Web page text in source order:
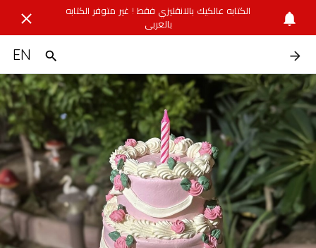
الكتابه عالكيك بالانقليزي فقط ! غير متوفر الكتابه
بالعربي
EN